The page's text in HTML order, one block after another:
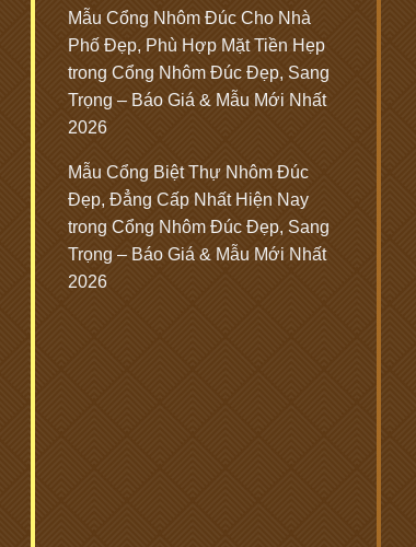
Mẫu Cổng Nhôm Đúc Cho Nhà
Phố Đẹp, Phù Hợp Mặt Tiền Hẹp
trong Cổng Nhôm Đúc Đẹp, Sang
Trọng – Báo Giá & Mẫu Mới Nhất
2026
Mẫu Cổng Biệt Thự Nhôm Đúc
Đẹp, Đẳng Cấp Nhất Hiện Nay
trong Cổng Nhôm Đúc Đẹp, Sang
Trọng – Báo Giá & Mẫu Mới Nhất
2026